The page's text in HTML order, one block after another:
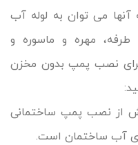
آنها می توان به لوله آب
مهره و ماسوره و
نصب پمپ بدون مخزن
از نصب پمپ ساختمانی
آب ساختمان است.